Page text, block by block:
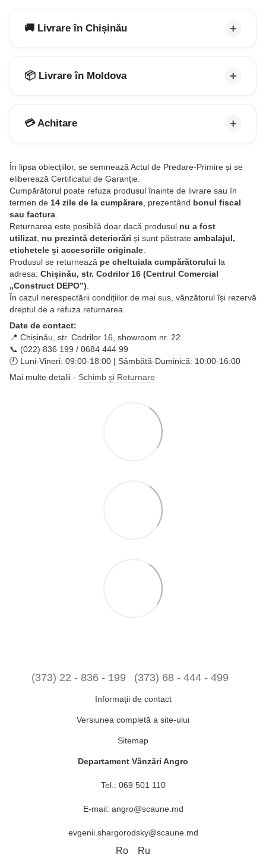
🚚 Livrare în Chișinău
📦 Livrare în Moldova
💳 Achitare
În lipsa obiecțiilor, se semnează Actul de Predare-Primire și se
eliberează Certificatul de Garanție.
Cumpărătorul poate refuza produsul înainte de livrare sau în
termen de 14 zile de la cumpărare , prezentând bonul fiscal
sau factura
Returnarea este posibilă doar dacă produsul nu a fost
utilizat nu prezintă deteriorări și sunt păstrate ambalajul,
etichetele și accesoriile originale
Produsul se returnează pe cheltuiala cumpărătorului la
adresa: Chișinău, str. Codrilor 16 (Centrul Comercial
„Construct DEPO”)
În cazul nerespectării condițiilor de mai sus, vânzătorul își rezervă
dreptul de a refuza returnarea.
Date de contact:
📍 Chișinău, str. Codrilor 16, showroom nr. 22
📞 (022) 836 199 / 0684 444 99
🕘 Luni-Vineri: 09:00-18:00 | Sâmbătă-Duminică: 10:00-16:00
Mai multe detalii - Schimb și Returnare
(373) 22 - 836 - 199 (373) 68 - 444 - 499
Informaţii de contact
Versiunea completă a site-ului
Sitemap
Departament Vânzări Angro
Tel.: 069 501 110
E-mail: angro@scaune.md
evgenii.shargorodsky@scaune.md
Ro Ru